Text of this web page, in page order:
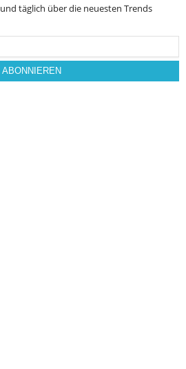
täglich über die neuesten Trends
ABONNIEREN